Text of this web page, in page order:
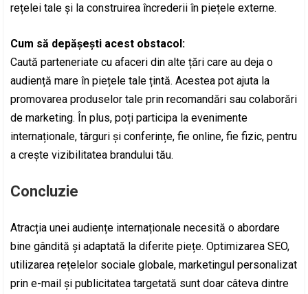
rețelei tale și la construirea încrederii în piețele externe.
Cum să depășești acest obstacol:
Caută parteneriate cu afaceri din alte țări care au deja o
audiență mare în piețele tale țintă. Acestea pot ajuta la
promovarea produselor tale prin recomandări sau colaborări
de marketing. În plus, poți participa la evenimente
internaționale, târguri și conferințe, fie online, fie fizic, pentru
a crește vizibilitatea brandului tău.
Concluzie
Atracția unei audiențe internaționale necesită o abordare
bine gândită și adaptată la diferite piețe. Optimizarea SEO,
utilizarea rețelelor sociale globale, marketingul personalizat
prin e-mail și publicitatea targetată sunt doar câteva dintre